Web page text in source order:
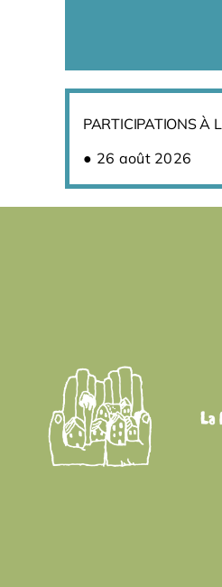
PARTICIPATIONS À
26 août 2026